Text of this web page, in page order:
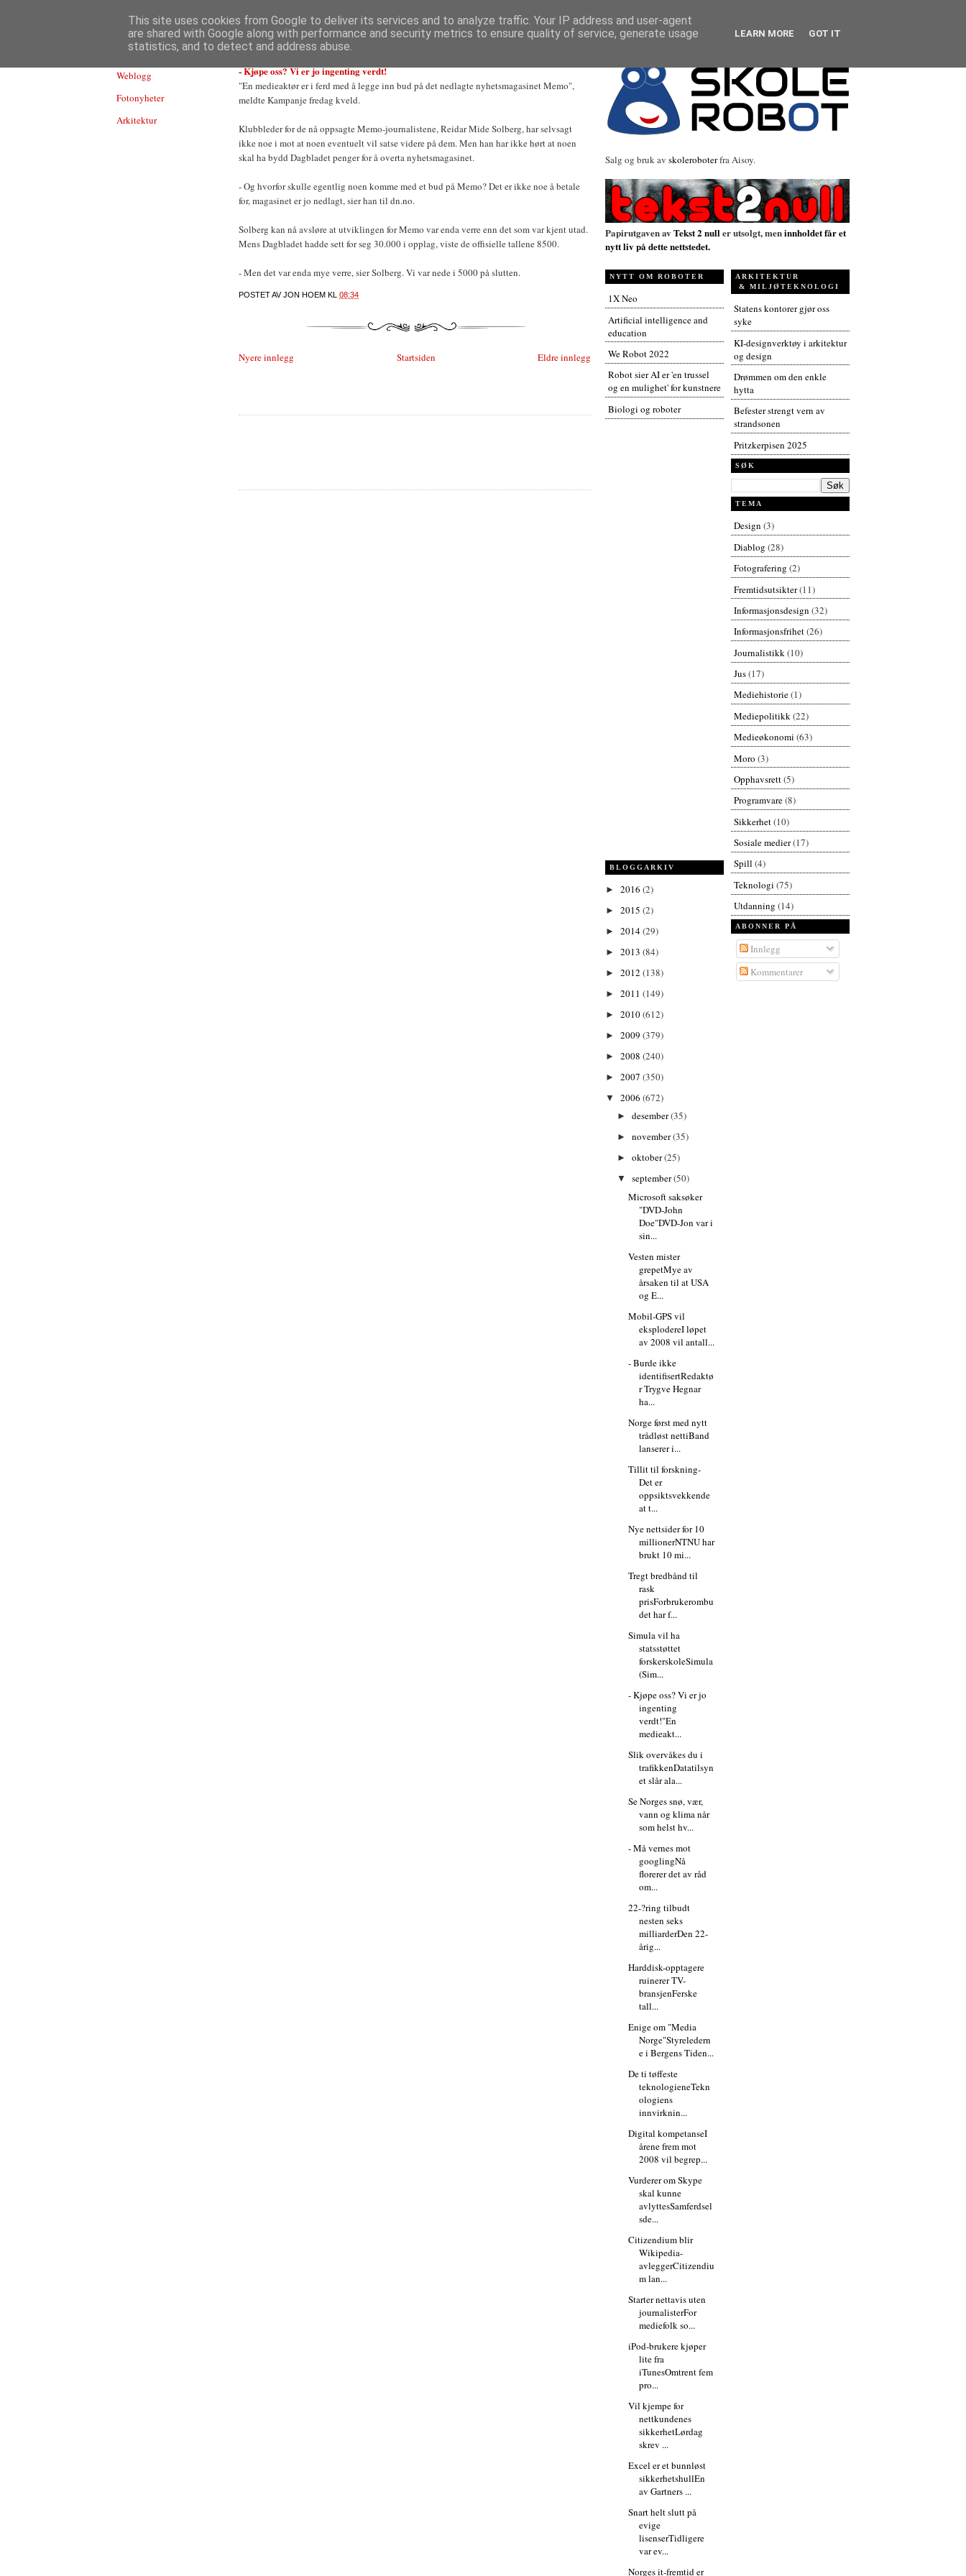
TEKNOLOGINYHETER
Weblogg
Fotonyheter
Arkitektur
- Kjøpe oss? Vi er jo ingenting verdt!
"En medieaktør er i ferd med å legge inn bud på det nedlagte nyhetsmagasinet Memo",
meldte Kampanje fredag kveld.
Klubbleder for de nå oppsagte Memo-journalistene, Reidar Mide Solberg, har selvsagt
ikke noe i mot at noen eventuelt vil satse videre på dem. Men han har ikke hørt at noen
skal ha bydd Dagbladet penger for å overta nyhetsmagasinet.
- Og hvorfor skulle egentlig noen komme med et bud på Memo? Det er ikke noe å betale
for, magasinet er jo nedlagt, sier han til dn.no.
Solberg kan nå avsløre at utviklingen for Memo var enda verre enn det som var kjent utad.
Mens Dagbladet hadde sett for seg 30.000 i opplag, viste de offisielle tallene 8500.
- Men det var enda mye verre, sier Solberg. Vi var nede i 5000 på slutten.
POSTET AVJON HOEM KL 08:34
Nyere innlegg Eldre innlegg
Startsiden
Salg og bruk av skoleroboterfra Aisoy.
Papirutgaven av Tekst 2 null er utsolgt, meninnholdet får et
nytt liv på dette nettstedet.
NYTT OM ROBOTER
1X Neo
Artificial intelligence and
education
We Robot 2022
Robot sier AI er 'en trussel
og en mulighet' for kunstnere
Biologi og roboter
BLOGGARKIV
► 2016 (2)
► 2015 (2)
► 2014(29)
► 2013 (84)
► 2012 (138)
► 2011 (149)
► 2010(612)
► 2009 (379)
► 2008 (240)
► 2007 (350)
▼ 2006 (672)
► desember(35)
► november(35)
► oktober(25)
▼ september(50)
Microsoft saksøker
"DVD-John
Doe"DVD-Jon var i
sin...
Vesten mister
grepetMye av
årsaken til at USA
og E...
Mobil-GPS vil
eksplodereI løpet
av 2008 vil antall...
- Burde ikke
identifisertRedaktø
r Trygve Hegnar
ha...
Norge først med nytt
trådløst nettiBand
lanserer i...
Tillit til forskning-
Det er
oppsiktsvekkende
at t...
Nye nettsider for 10
millionerNTNU har
brukt 10 mi...
Tregt bredbånd til
rask
prisForbrukerombu
det har f...
Simula vil ha
statsstøttet
forskerskoleSimula
(Sim...
- Kjøpe oss? Vi er jo
ingenting
verdt!"En
medieakt...
Slik overvåkes du i
trafikkenDatatilsyn
et slår ala...
Se Norges snø, vær,
vann og klima når
som helst hv...
- Må vernes mot
googlingNå
florerer det av råd
om...
22-?ring tilbudt
nesten seks
milliarderDen 22-
årig...
Harddisk-opptagere
ruinerer TV-
bransjenFerske
tall...
Enige om "Media
Norge"Styreledern
e i Bergens Tiden...
De ti tøffeste
teknologieneTekn
ologiens
innvirknin...
Digital kompetanseI
årene frem mot
2008 vil begrep...
Vurderer om Skype
skal kunne
avlyttesSamferdsel
sde...
Citizendium blir
Wikipedia-
avleggerCitizendiu
m lan...
Starter nettavis uten
journalisterFor
mediefolk so...
iPod-brukere kjøper
lite fra
iTunesOmtrent fem
pro...
Vil kjempe for
nettkundenes
sikkerhetLørdag
skrev ...
Excel er et bunnløst
sikkerhetshullEn
av Gartners ...
Snart helt slutt på
evige
lisenserTidligere
var ev...
Norges it-fremtid er
ARKITEKTUR
& MILJØTEKNOLOGI
Statens kontorer gjør oss
syke
KI-designverktøy i arkitektur
og design
Drømmen om den enkle
hytta
Befester strengt vern av
strandsonen
Pritzkerpisen 2025
SØK
TEMA
Design (3)
Diablog (28)
Fotografering (2)
Fremtidsutsikter(11)
Informasjonsdesign (32)
Informasjonsfrihet(26)
Journalistikk(10)
Jus(17)
Mediehistorie(1)
Mediepolitikk(22)
Medieøkonomi (63)
Moro (3)
Opphavsrett(5)
Programvare(8)
Sikkerhet(10)
Sosiale medier(17)
Spill (4)
Teknologi (75)
Utdanning (14)
ABONNER PÅ
Innlegg
Kommentarer
This site uses cookies from Google to deliver its services and to analyze traffic. Your IP address and user-agent
are shared with Google along with performance and security metrics to ensure quality of service, generate usage
statistics, and to detect and address abuse.
LEARN MORE GOT IT